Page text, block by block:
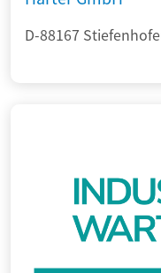
D-88167